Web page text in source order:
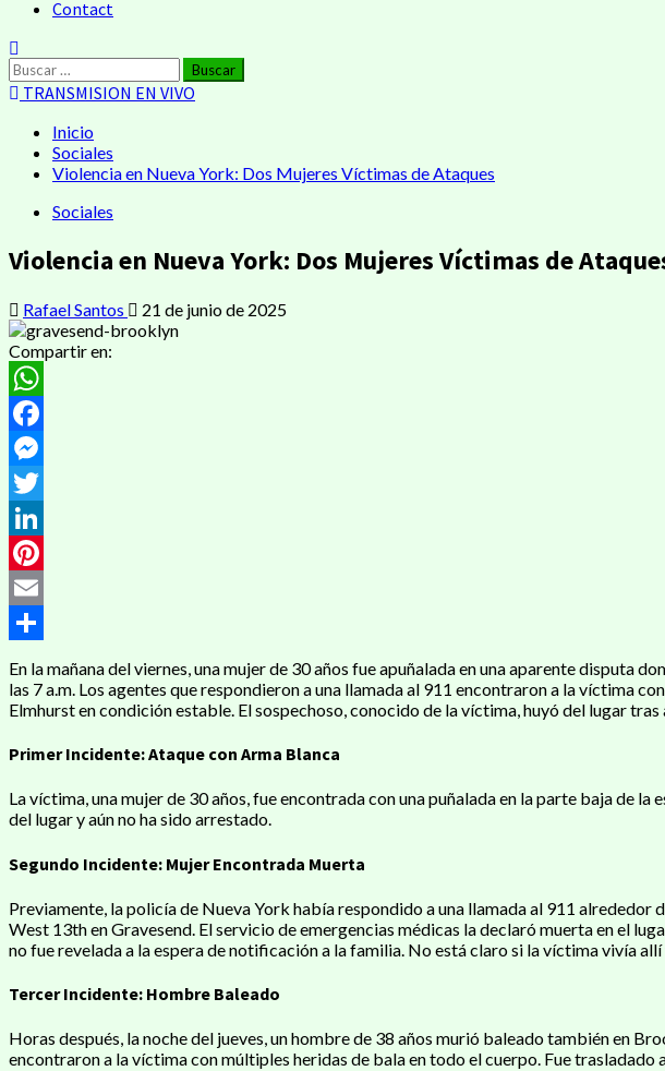
Contact
Buscar:
TRANSMISION EN VIVO
Inicio
Sociales
Violencia en Nueva York: Dos Mujeres Víctimas de Ataques
Sociales
Violencia en Nueva York: Dos Mujeres Víctimas de
Rafael Santos
21 de junio de 2025
Compartir en:
WhatsApp
Facebook
Messenger
Twitter
LinkedIn
Pinterest
Email
En la mañana del viernes, una mujer de 30 años fue apuñalada en una aparente disputa
las 7 a.m. Los agentes que respondieron a una llamada al 911 encontraron a la víctima
Elmhurst en condición estable. El sospechoso, conocido de la víctima, huyó del lugar
Primer Incidente: Ataque con Arma Blanca
La víctima, una mujer de 30 años, fue encontrada con una puñalada en la parte baja de
del lugar y aún no ha sido arrestado.
Segundo Incidente: Mujer Encontrada Muerta
Previamente, la policía de Nueva York había respondido a una llamada al 911 alrededor
West 13th en Gravesend. El servicio de emergencias médicas la declaró muerta en el
no fue revelada a la espera de notificación a la familia. No está claro si la víctima vivía
Tercer Incidente: Hombre Baleado
Horas después, la noche del jueves, un hombre de 38 años murió baleado también en
encontraron a la víctima con múltiples heridas de bala en todo el cuerpo. Fue